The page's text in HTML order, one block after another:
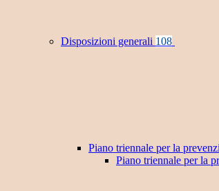
Disposizioni generali 108
Piano triennale per la
Piano triennale per la